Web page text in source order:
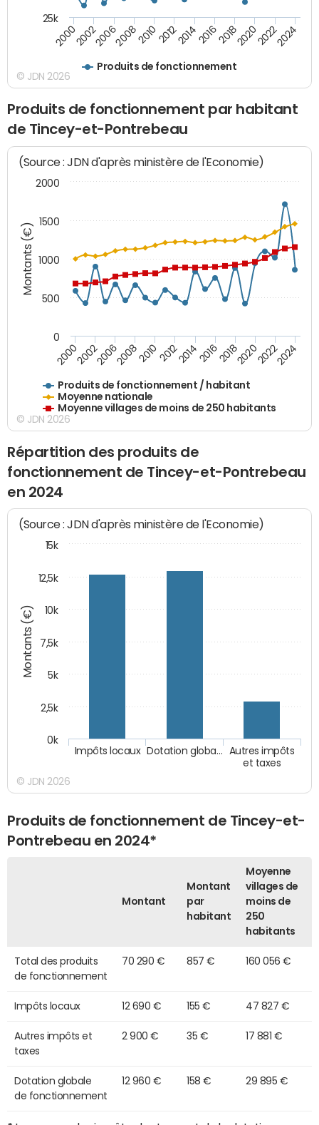
Produits de fonctionnement
200020022006200820102012201420162018202020222024
25k
© JDN 2026
Produits de fonctionnement par habitant
de Tincey-et-Pontrebeau
Montants (€)
(Source : JDN d'après ministère de l'Economie)
Produits de fonctionnement / habitant
Moyenne nationale
Moyenne villages de moins de 250 habitants
200020022006200820102012201420162018202020222024
0
500
1000
1500
2000
© JDN 2026
Répartition des produits de
fonctionnement de Tincey-et-Pontrebeau
en 2024
Montants (€)
(Source : JDN d'après ministère de l'Economie)
Autres impôts
et taxes
Dotation globa…
Impôts locaux
0k
2,5k
5k
7,5k
10k
12,5k
15k
© JDN 2026
Produits de fonctionnement de Tincey-et-
Pontrebeau en 2024*
Montant
Montant
par
habitant
Moyenne
villages de
moins de
250
habitants
Total des produits
de fonctionnement
70 290 € 857 € 160 056 €
Impôts locaux 12 690 € 155 € 47 827 €
Autres impôts et
taxes
2 900 € 35 € 17 881 €
Dotation globale
de fonctionnement
12 960 € 158 € 29 895 €